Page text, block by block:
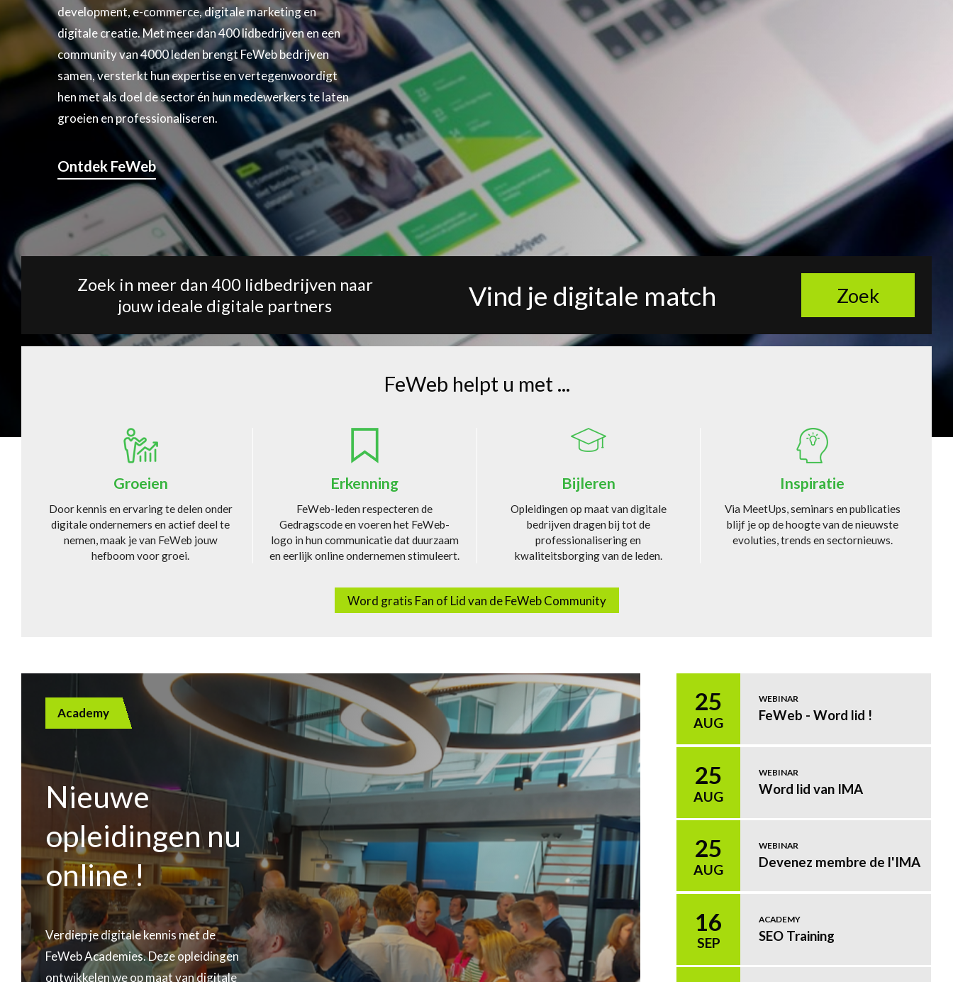
development, e-commerce, digitale marketing en
digitale creatie. Met meer dan 400 lidbedrijven en een
community van 4000 leden brengt FeWeb bedrijven
samen, versterkt hun expertise en vertegenwoordigt
hen met als doel de sector én hun medewerkers te laten
groeien en professionaliseren.
Ontdek FeWeb
Zoek in meer dan 400 lidbedrijven naar
jouw ideale digitale partners
Vind je digitale match Zoek
FeWeb helpt u met ...
article.title
Groeien
Door kennis en ervaring te delen onder
digitale ondernemers en actief deel te
nemen, maak je van FeWeb jouw
hefboom voor groei.
article.title
Erkenning
FeWeb-leden respecteren de
Gedragscode en voeren het FeWeb-
logo in hun communicatie dat duurzaam
en eerlijk online ondernemen stimuleert.
article.title
Bijleren
Opleidingen op maat van digitale
bedrijven dragen bij tot de
professionalisering en
kwaliteitsborging van de leden.
article.title
Inspiratie
Via MeetUps, seminars en publicaties
blijf je op de hoogte van de nieuwste
evoluties, trends en sectornieuws.
Word gratis Fan of Lid van de FeWeb Community
Academy
Nieuwe
opleidingen nu
online !
Verdiep je digitale kennis met de
FeWeb Academies. Deze opleidingen
ontwikkelen we op maat van digitale
25
AUG
WEBINAR
FeWeb - Word lid !
25
AUG
WEBINAR
Word lid van IMA
25
AUG
WEBINAR
Devenez membre de l'IMA
16
SEP
ACADEMY
SEO Training